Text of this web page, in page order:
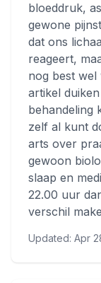
bloeddruk,
gewone
dat ons
reageert,
nog best wel
artikel
behandeling
zelf al kunt
arts over
gewoon
slaap en
22.00 uur
verschil
Updated: Apr